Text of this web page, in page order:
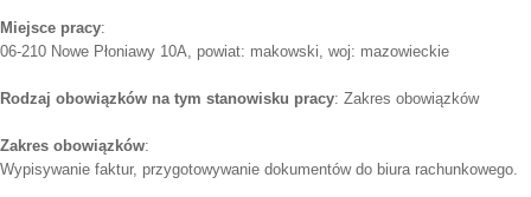
Miejsce pracy:
06-210 Nowe Płoniawy 10A, powiat: makowski, woj: mazowieckie
Rodzaj obowiązków na tym stanowisku pracy: Zakres obowiązków
Zakres obowiązków:
Wypisywanie faktur, przygotowywanie dokumentów do biura rachunkowego.